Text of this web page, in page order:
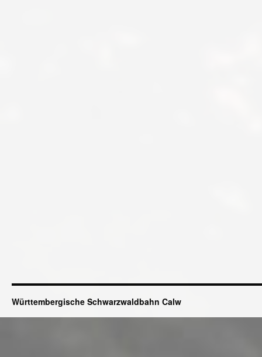
Württembergische Schwarzwaldbahn Calw